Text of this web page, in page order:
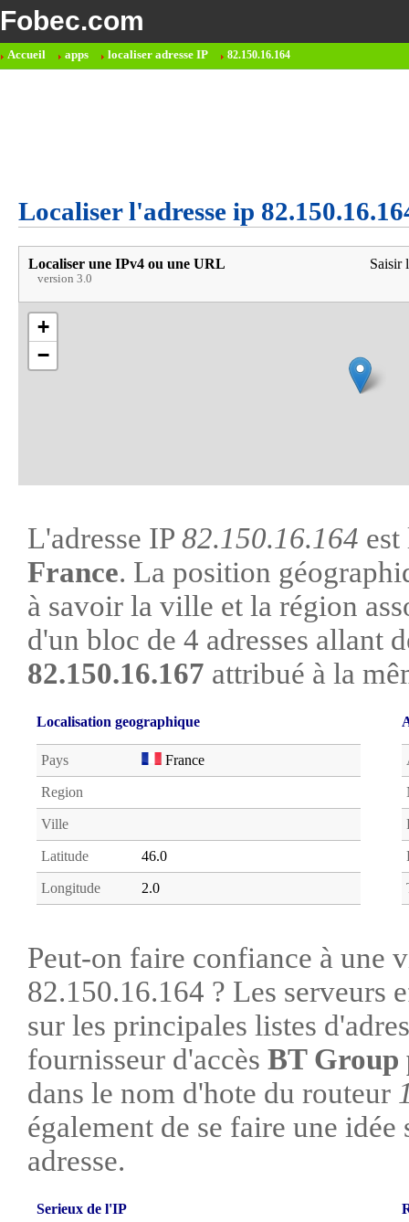
Fobec.com
Accueil apps localiser adresse IP 82.150.16.164
Localiser l'adresse ip
Localiser une IPv4 ou une URL
version 3.0
Saisir
+
−
L'adresse IP 82.150.16.164
France. La position
à savoir la ville et la région
d'un bloc de 4 adresses allant
82.150.16.167 attribué à la
Localisation geographique
Pays France
Region
Ville
Latitude 46.0
Longitude 2.0
Peut-on faire confiance à une
82.150.16.164 ? Les serveurs
sur les principales listes
fournisseur d'accès BT Group
dans le nom d'hote du routeur
également de se faire une
adresse.
Serieux de l'IP